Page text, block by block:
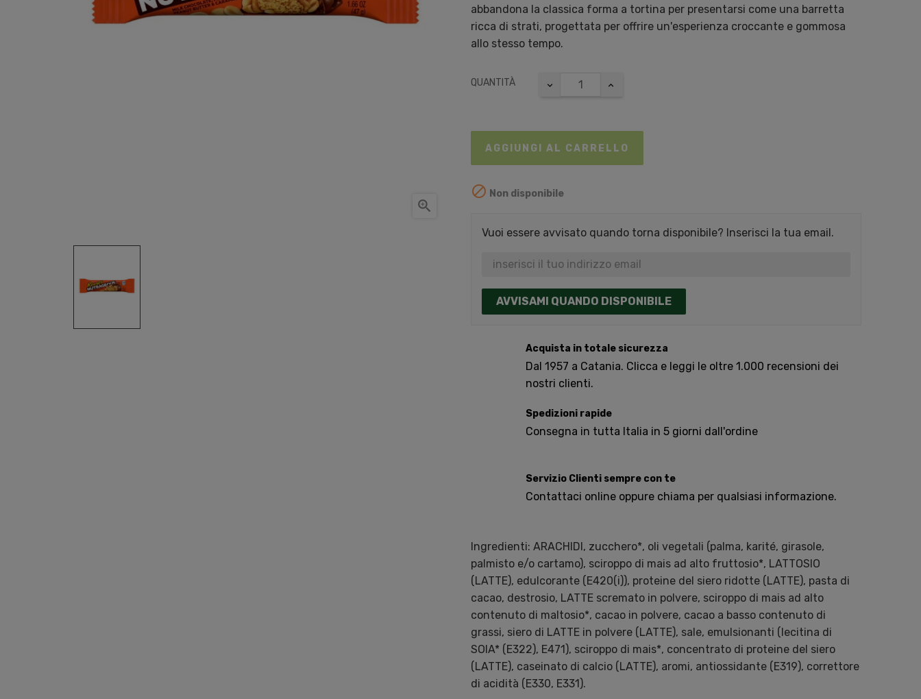

abbandona la classica forma a tortina per presentarsi come una barretta
ricca di strati, progettata per offrire un'esperienza croccante e gommosa
allo stesso tempo.
QUANTITÀ
AGGIUNGI AL CARRELLO
 Non disponibile
Vuoi essere avvisato quando torna disponibile? Inserisci la tua email.
AVVISAMI QUANDO DISPONIBILE
Acquista in totale sicurezza
Dal 1957 a Catania. Clicca e leggi le oltre 1.000 recensioni dei
nostri clienti.
Spedizioni rapide
Consegna in tutta Italia in 5 giorni dall'ordine
Servizio Clienti sempre con te
Contattaci online oppure chiama per qualsiasi informazione.
Ingredienti: ARACHIDI, zucchero*, oli vegetali (palma, karité, girasole,
palmisto e/o cartamo), sciroppo di mais ad alto fruttosio*, LATTOSIO
(LATTE), edulcorante (E420(i)), proteine del siero ridotte (LATTE), pasta di
cacao, destrosio, LATTE scremato in polvere, sciroppo di mais ad alto
contenuto di maltosio*, cacao in polvere, cacao a basso contenuto di
grassi, siero di LATTE in polvere (LATTE), sale, emulsionanti (lecitina di
SOIA* (E322), E471), sciroppo di mais*, concentrato di proteine del siero
(LATTE), caseinato di calcio (LATTE), aromi, antiossidante (E319), correttore
di acidità (E330, E331).